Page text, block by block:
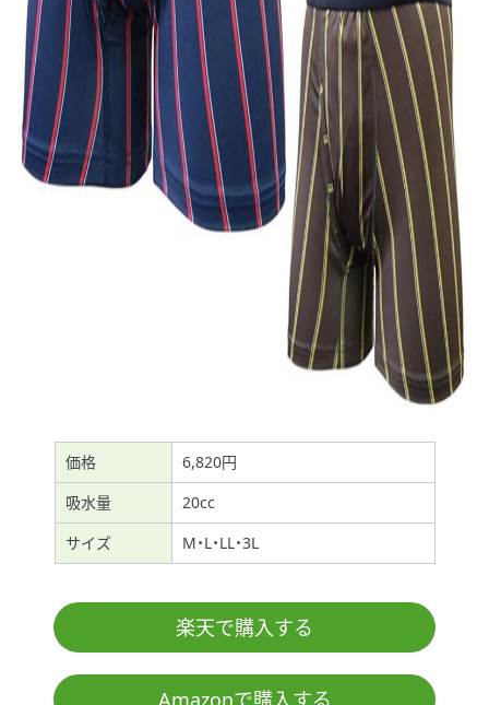
価格
6,820円
吸水量
20cc
サイズ
M・L・LL・3L
楽天で購入する
Amazonで購入する